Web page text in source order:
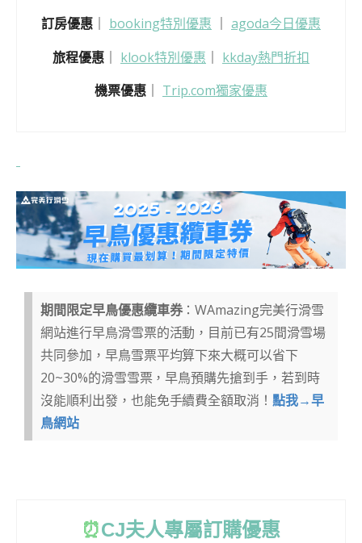
訂房優惠 booking特別優惠
agoda今日優惠
旅程優惠 ｜ klook特別優惠 ｜ kkday熱門折扣
機票優惠
Trip.com獨家優惠
期間限定早鳥優惠纜車券：WAmazing完美行滑雪
網站進行早鳥滑雪票的活動，目前已有25間滑雪場
共同參加，早鳥雪票平均算下來大概可以省下
20~30%的滑雪雪票，早鳥預購先搶到手，若到時
沒能順利出發，也能免手續費全額取消！點我→早
鳥網站
⏰CJ夫人專屬訂購優惠